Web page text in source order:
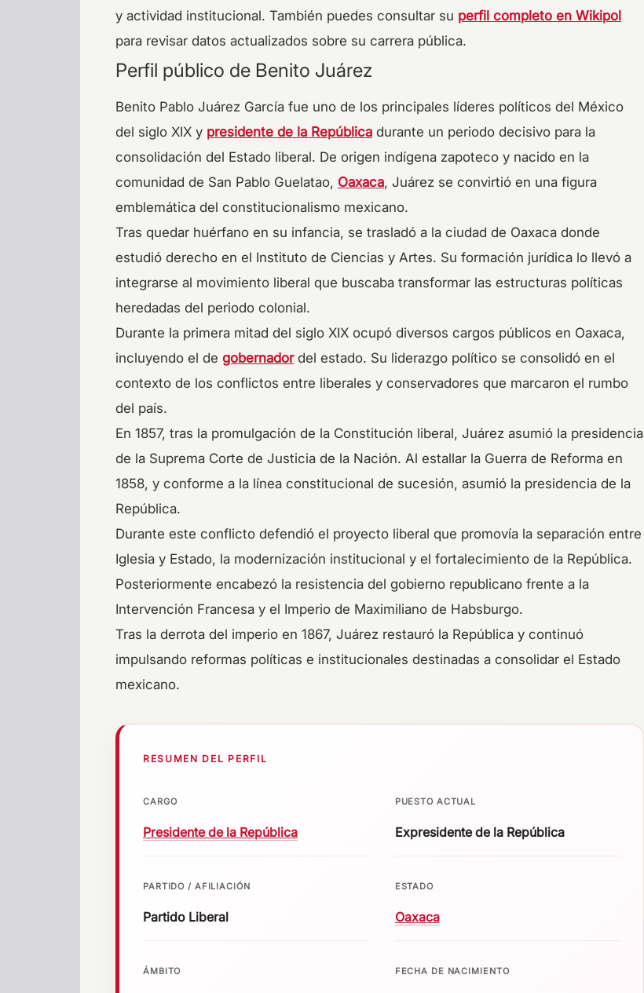
y actividad institucional. También puedes consultar su perfil completo en Wikipol
para revisar datos actualizados sobre su carrera pública.
Perfil público de Benito Juárez
Benito Pablo Juárez García fue uno de los principales líderes políticos del México
del siglo XIX y presidente de la República durante un periodo decisivo para la
consolidación del Estado liberal. De origen indígena zapoteco y nacido en la
comunidad de San Pablo Guelatao, Oaxaca, Juárez se convirtió en una figura
emblemática del constitucionalismo mexicano.
Tras quedar huérfano en su infancia, se trasladó a la ciudad de Oaxaca donde
estudió derecho en el Instituto de Ciencias y Artes. Su formación jurídica lo llevó a
integrarse al movimiento liberal que buscaba transformar las estructuras políticas
heredadas del periodo colonial.
Durante la primera mitad del siglo XIX ocupó diversos cargos públicos en Oaxaca,
incluyendo el de gobernadordel estado. Su liderazgo político se consolidó en el
contexto de los conflictos entre liberales y conservadores que marcaron el rumbo
del país.
En 1857, tras la promulgación de la Constitución liberal, Juárez asumió la presidencia
de la Suprema Corte de Justicia de la Nación. Al estallar la Guerra de Reforma en
1858, y conforme a la línea constitucional de sucesión, asumió la presidencia de la
República.
Durante este conflicto defendió el proyecto liberal que promovía la separación entre
Iglesia y Estado, la modernización institucional y el fortalecimiento de la República.
Posteriormente encabezó la resistencia del gobierno republicano frente a la
Intervención Francesa y el Imperio de Maximiliano de Habsburgo.
Tras la derrota del imperio en 1867, Juárez restauró la República y continuó
impulsando reformas políticas e institucionales destinadas a consolidar el Estado
mexicano.
RESUMEN DEL PERFIL
CARGO
Presidente de la República
PUESTO ACTUAL
Expresidente de la República
PARTIDO / AFILIACIÓN
Partido Liberal
ESTADO
Oaxaca
ÁMBITO FECHA DE NACIMIENTO